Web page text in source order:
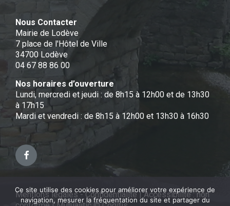
Nous Contacter
Mairie de Lodève
7 place de l'Hôtel de Ville
34700 Lodève
04 67 88 86 00
Nos horaires d’ouverture
Lundi, mercredi et jeudi : de 8h15 à 12h00 et de 13h30
à 17h15
Mardi et vendredi : de 8h15 à 12h00 et 13h30 à 16h30
Facebook
Mentions légales - Confidentialité|Accessibilité : non
Ce site utilise des cookies pour améliorer votre expérience de
navigation, mesurer la fréquentation du site et partager du